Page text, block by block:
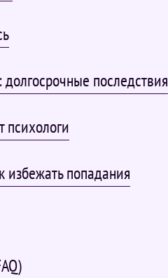
последствия
психологи
попадания